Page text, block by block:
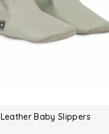
Leather Baby Slippers